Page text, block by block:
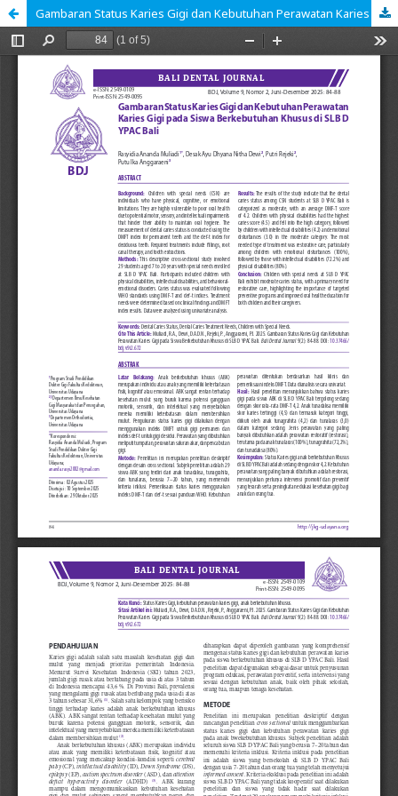
Gambaran Status Karies Gigi dan Kebutuhan Perawatan Karies Gigi pada Siswa Berkebutuhan Khusus di SLB D YPAC Bali